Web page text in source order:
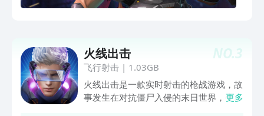
NO.3
火线出击
飞行射击| 1.03GB
火线出击是一款实时射击的枪战游戏，故
事发生在对抗僵尸入侵的末日世界，生存
更多